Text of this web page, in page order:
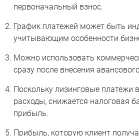
первоначальный взнос.
График платежей может быть
учитывающим особенности
Можно использовать
сразу после внесения
Поскольку лизинговые платежи
расходы, снижается налоговая
прибыль.
Прибыль, которую клиент